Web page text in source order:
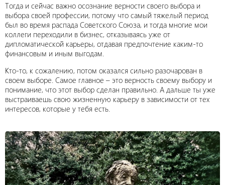
Тогда и сейчас важно осознание верности своего выбора и
выбора своей профессии, потому что самый тяжелый период
был во время распада Советского Союза, и тогда многие мои
коллеги переходили в бизнес, отказываясь уже от
дипломатической карьеры, отдавая предпочтение каким-то
финансовым и иным выгодам.
Кто-то, к сожалению, потом оказался сильно разочарован в
своем выборе. Самое главное – это верность своему выбору и
понимание, что этот выбор сделан правильно. А дальше ты уже
выстраиваешь свою жизненную карьеру в зависимости от тех
интересов, которые у тебя есть.